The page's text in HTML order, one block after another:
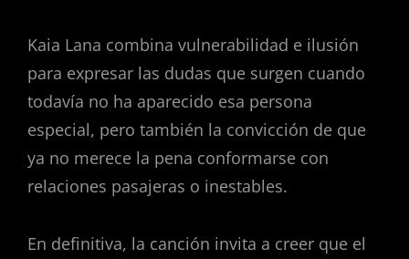
Kaia Lana combina vulnerabilidad e ilusión
para expresar las dudas que surgen cuando
todavía no ha aparecido esa persona
especial, pero también la convicción de que
ya no merece la pena conformarse con
relaciones pasajeras o inestables.
En definitiva, la canción invita a creer que el